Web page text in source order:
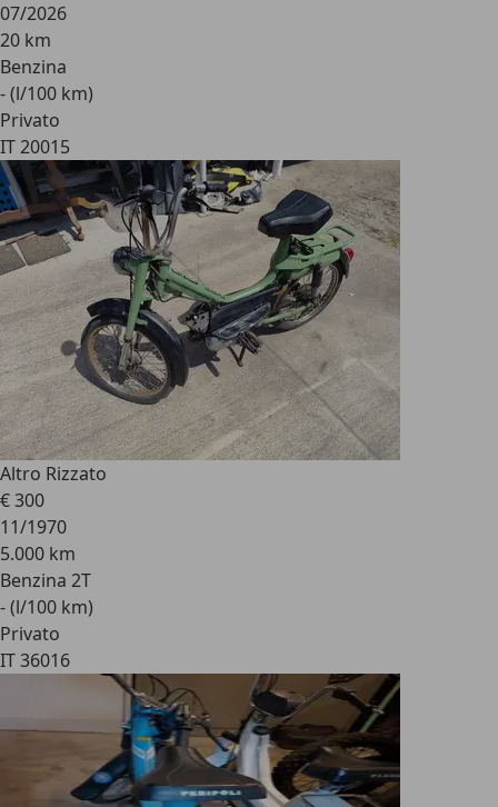
07/2026
20 km
Benzina
- (l/100 km)
Privato
IT 20015
Altro Rizzato
€ 300
11/1970
5.000 km
Benzina 2T
- (l/100 km)
Privato
IT 36016